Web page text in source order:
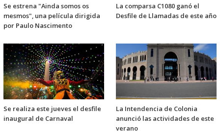
Se estrena "Ainda somos os
mesmos", una película dirigida
por Paulo Nascimento
La comparsa C1080 ganó el
Desfile de Llamadas de este año
Se realiza este jueves el desfile
inaugural de Carnaval
La Intendencia de Colonia
anunció las actividades de este
verano